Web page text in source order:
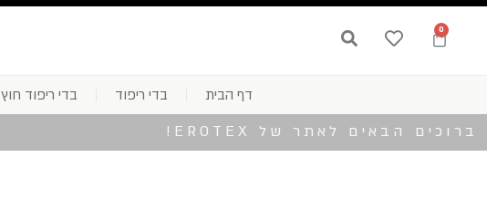
0
דף הבית בדי ריפוד בדי ריפוד חוץ
ברוכים הבאים לאתר של EROTEX!